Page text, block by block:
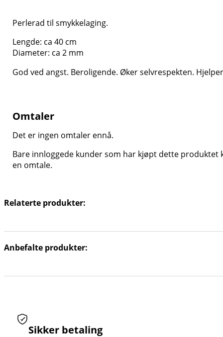
Perlerad til smykkelaging.
Lengde: ca 40 cm
Diameter: ca 2 mm
God ved angst. Beroligende. Øker selvrespekten.
Omtaler
Det er ingen omtaler ennå.
Bare innloggede kunder som har kjøpt dette produktet
en omtale.
Relaterte produkter:
Anbefalte produkter:
Sikker betaling